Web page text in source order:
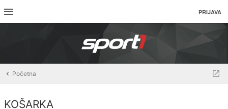
PRIJAVA
Početna
KOŠARKA